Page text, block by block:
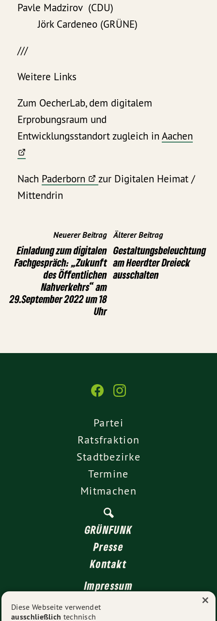
Pavle Madzirov (CDU)
Jörk Cardeneo (GRÜNE)
///
Weitere Links
Zum OecherLab, dem digitalem
Erprobungsraum und
Entwicklungsstandort zugleich inAachen
Nach Paderborn
zur Digitalen Heimat /
Mittendrin
Neuerer Beitrag
Einladung zum digitalen
Fachgespräch: „Zukunft
des Öffentlichen
Nahverkehrs“ am
29.September 2022 um 18
Uhr
Älterer Beitrag
Gestaltungsbeleuchtung
am Heerdter Dreieck
ausschalten
Partei
Ratsfraktion
Stadtbezirke
Termine
Mitmachen
GRÜNFUNK
Presse
Kontakt
Impressum
Datenschutz
Diese Webseite verwendet
ausschließlich technisch
×